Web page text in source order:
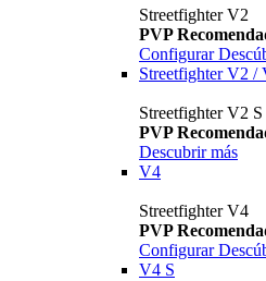
Streetfighter V2
PVP
Configurar
Streetfighter V2 /
Streetfighter V2 S
PVP
Descubrir más
V4
Streetfighter V4
PVP
Configurar
V4 S